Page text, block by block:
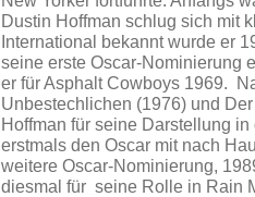
Dustin Hoffman schlug sich mit
International bekannt wurde er
seine erste Oscar-Nominierung
er für Asphalt Cowboys 1969.
Unbestechlichen (1976) und
Hoffman für seine Darstellung
erstmals den Oscar mit nach
weitere Oscar-Nominierung,
diesmal für seine Rolle in Rain